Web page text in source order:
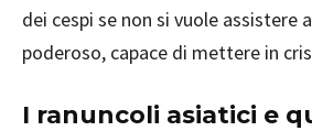
dei cespi se non si vuole assistere
poderoso, capace di mettere in
I ranuncoli asiatici e